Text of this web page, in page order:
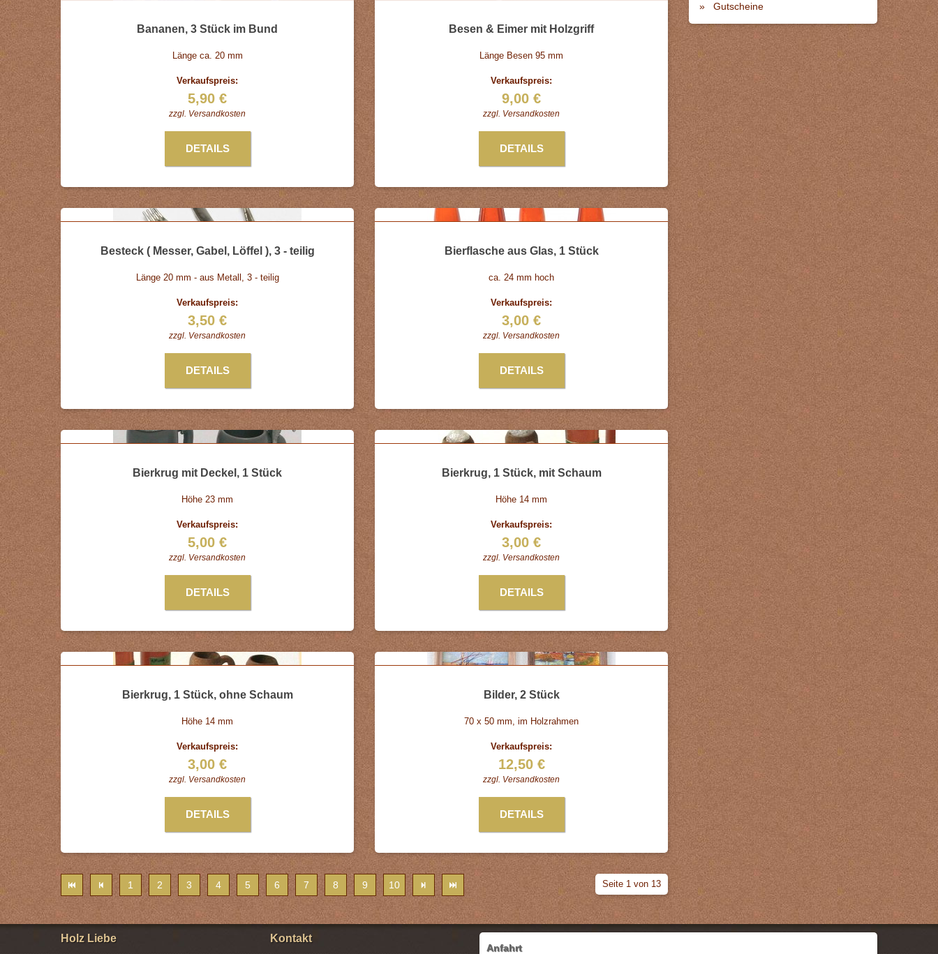
Bananen, 3 Stück im Bund
Länge ca. 20 mm
Verkaufspreis:
5,90 €
zzgl. Versandkosten
DETAILS
Besen & Eimer mit Holzgriff
Länge Besen 95 mm
Verkaufspreis:
9,00 €
zzgl. Versandkosten
DETAILS
Besteck ( Messer, Gabel, Löffel ), 3 - teilig
Länge 20 mm - aus Metall, 3 - teilig
Verkaufspreis:
3,50 €
zzgl. Versandkosten
DETAILS
Bierflasche aus Glas, 1 Stück
ca. 24 mm hoch
Verkaufspreis:
3,00 €
zzgl. Versandkosten
DETAILS
Bierkrug mit Deckel, 1 Stück
Höhe 23 mm
Verkaufspreis:
5,00 €
zzgl. Versandkosten
DETAILS
Bierkrug, 1 Stück, mit Schaum
Höhe 14 mm
Verkaufspreis:
3,00 €
zzgl. Versandkosten
DETAILS
Bierkrug, 1 Stück, ohne Schaum
Höhe 14 mm
Verkaufspreis:
3,00 €
zzgl. Versandkosten
DETAILS
Bilder, 2 Stück
70 x 50 mm, im Holzrahmen
Verkaufspreis:
12,50 €
zzgl. Versandkosten
DETAILS
1 2 3 4 5 6 7 8 9 10 Seite 1 von 13
Gutscheine
Holz Liebe Kontakt
Anfahrt